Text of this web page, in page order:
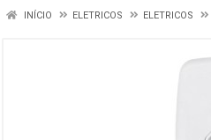
INÍCIO ELETRICOS ELETRICOS